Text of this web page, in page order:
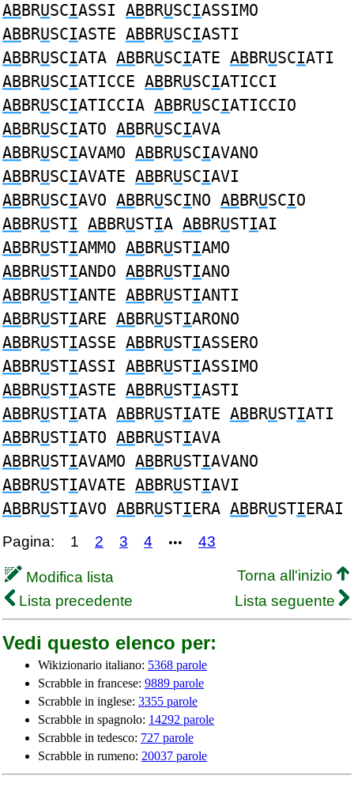
ABBRUSCIASSI ABBRUSCIASSIMO
ABBRUSCIASTE ABBRUSCIASTI
ABBRUSCIATA ABBRUSCIATE ABBRUSCIATI
ABBRUSCIATICCE ABBRUSCIATICCI
ABBRUSCIATICCIA ABBRUSCIATICCIO
ABBRUSCIATO ABBRUSCIAVA
ABBRUSCIAVAMO ABBRUSCIAVANO
ABBRUSCIAVATE ABBRUSCIAVI
ABBRUSCIAVO ABBRUSCINO ABBRUSCIO
ABBRUSTI ABBRUSTIA ABBRUSTIAI
ABBRUSTIAMMO ABBRUSTIAMO
ABBRUSTIANDO ABBRUSTIANO
ABBRUSTIANTE ABBRUSTIANTI
ABBRUSTIARE ABBRUSTIARONO
ABBRUSTIASSE ABBRUSTIASSERO
ABBRUSTIASSI ABBRUSTIASSIMO
ABBRUSTIASTE ABBRUSTIASTI
ABBRUSTIATA ABBRUSTIATE ABBRUSTIATI
ABBRUSTIATO ABBRUSTIAVA
ABBRUSTIAVAMO ABBRUSTIAVANO
ABBRUSTIAVATE ABBRUSTIAVI
ABBRUSTIAVO ABBRUSTIERA ABBRUSTIERAI
Pagina: 1 2 3 4 ••• 43
Modifica lista
Torna all'inizio
Lista precedente
Lista seguente
Vedi questo elenco per:
Wikizionario italiano: 5368 parole
Scrabble in francese: 9889 parole
Scrabble in inglese: 3355 parole
Scrabble in spagnolo: 14292 parole
Scrabble in tedesco: 727 parole
Scrabble in rumeno: 20037 parole